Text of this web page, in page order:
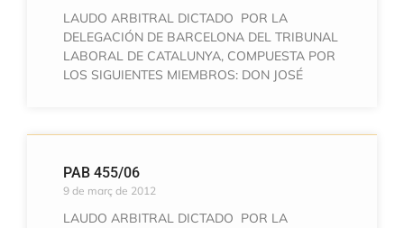
LAUDO ARBITRAL DICTADO POR LA
DELEGACIÓN DE BARCELONA DEL TRIBUNAL
LABORAL DE CATALUNYA, COMPUESTA POR
LOS SIGUIENTES MIEMBROS: DON JOSÉ
PAB 455/06
9 de març de 2012
LAUDO ARBITRAL DICTADO POR LA